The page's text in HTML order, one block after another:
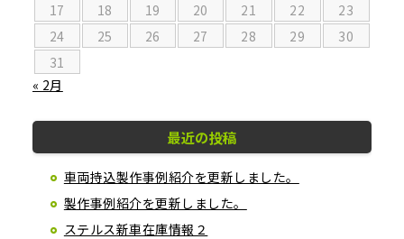
17
18 19 20 21 22
23
24
25 26 27 28 29
30
31
« 2月
最近の投稿
車両持込製作事例紹介を更新しました。
製作事例紹介を更新しました。
ステルス新車在庫情報２